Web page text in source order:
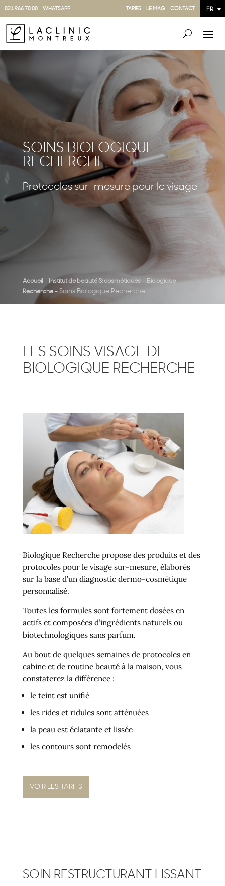
021 966 70 00 WHATSAPP TARIFS LE MAG CONTACT FR
SOINS BIOLOGIQUE
RECHERCHE
Protocoles sur-mesure pour le visage
Accueil - Institut de beauté & cosmétiques- Biologique
Recherche- Soins Biologique Recherche
LES SOINS VISAGE DE
BIOLOGIQUE RECHERCHE
Biologique Recherche propose des produits et des
protocoles pour le visage sur-mesure, élaborés
sur la base d’un diagnostic dermo-cosmétique
personnalisé.
Toutes les formules sont fortement dosées en
actifs et composées d’ingrédients naturels ou
biotechnologiques sans parfum.
Au bout de quelques semaines de protocoles en
cabine et de routine beauté à la maison, vous
constaterez la différence :
le teint est unifié
les rides et ridules sont atténuées
la peau est éclatante et lissée
les contours sont remodelés
VOIR LES TARIFS
SOIN RESTRUCTURANT LISSANT